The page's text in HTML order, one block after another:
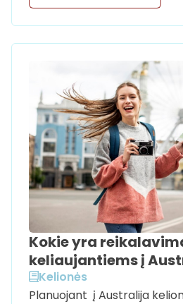
Kokie yra
keliaujantiems į
Kelionės
Planuojant į Australija